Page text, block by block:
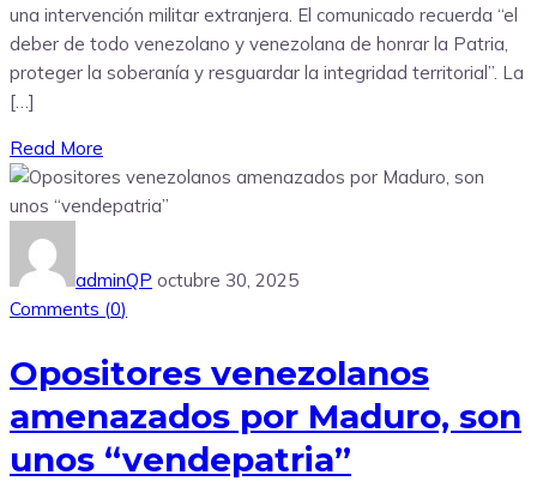
una intervención militar extranjera. El comunicado recuerda “el
deber de todo venezolano y venezolana de honrar la Patria,
proteger la soberanía y resguardar la integridad territorial”. La
[…]
Read More
adminQP octubre 30, 2025
Comments (0)
Opositores venezolanos
amenazados por Maduro, son
unos “vendepatria”